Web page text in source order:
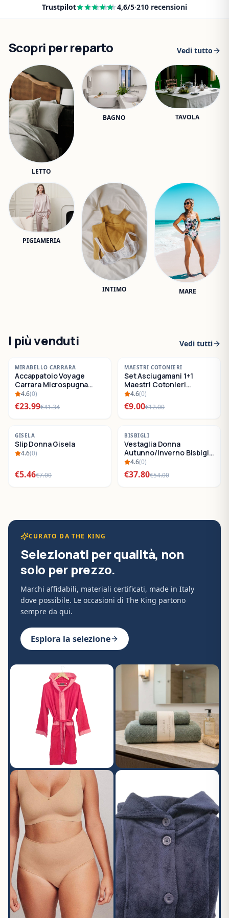
Trustpilot 4,6/5·210 recensioni
Scopri per reparto Vedi tutto
LETTO
BAGNO TAVOLA
PIGIAMERIA
INTIMO MARE
I più venduti Vedi tutti
-42%
SALDI
MIRABELLO CARRARA
Accappatoio Voyage
Carrara Microspugna
Cotone
4.6(0)
€23.99€41.34
-25%
SALDI
MAESTRI COTONIERI
Set Asciugamani 1+1
Maestri Cotonieri
Eternity Spugna di
Cotone
4.6(0)
€9.00€12.00
-22 %
SALDI
GISELA
Slip Donna Gisela
4.6(0)
€5.46€7.00
-30 %
SALDI
BISBIGLI
Vestaglia Donna
Autunno/Inverno Bisbigli
BO288632
4.6(0)
€37.80€54.00
CURATO DA THE KING
Selezionati per qualità, non
solo per prezzo.
Marchi affidabili, materiali certificati, made in Italy
dove possibile. Le occasioni di The King partono
sempre da qui.
Esplora la selezione